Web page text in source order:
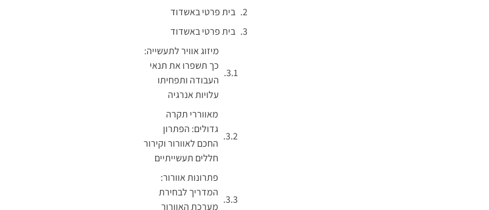
בית פרטי באשדוד
בית פרטי באשדוד
מיזוג אוויר לתעשייה:
כך תשפרו את תנאי
העבודה ותפחיתו
עלויות אנרגיה
מאווררי תקרה
גדולים: הפתרון
החכם לאוורור וקירור
חללים תעשייתיים
פתרונות אוורור:
המדריך לבחירת
מערכת האוורור